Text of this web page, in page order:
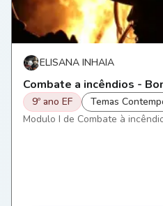
ELISANA INHAIA
Combate a incêndios -
9º ano EF
Temas
Modulo I de Combate à